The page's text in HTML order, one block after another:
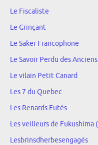
Le Fiscaliste
Le Grinçant
Le Saker Francophone
Le Savoir Perdu des Anciens
Le vilain Petit Canard
Les 7 du Quebec
Les Renards Futés
Les veilleurs de Fukushima
Lesbrinsdherbesengagés